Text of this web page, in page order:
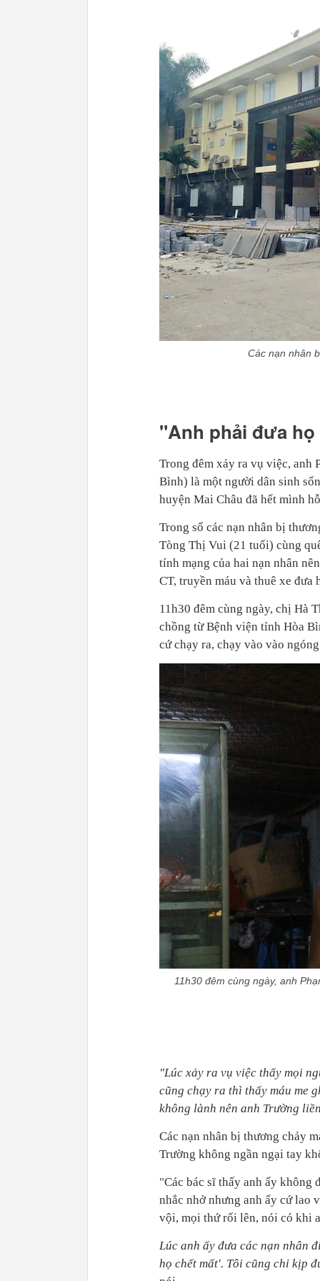
Các nạn nhân
"Anh phải đưa
Trong đêm xảy ra vụ việc, anh
Bình) là một người dân sinh
huyện Mai Châu đã hết mình
Trong số các nạn nhân bị
Tòng Thị Vui (21 tuổi) cùng
tính mạng của hai nạn nhân
CT, truyền máu và thuê xe
11h30 đêm cùng ngày, chị Hà
chồng từ Bệnh viện tỉnh Hòa
cứ chạy ra, chạy vào vào
11h30 đêm cùng ngày, anh
"Lúc xảy ra vụ việc thấy mọi
cũng chạy ra thì thấy máu me
không lành nên anh Trường
Các nạn nhân bị thương chảy
Trường không ngần ngại tay
"Các bác sĩ thấy anh ấy không
nhắc nhở nhưng anh ấy cứ lao
vội, mọi thứ rối lên, nói có khi
Lúc anh ấy đưa các nạn nhân
họ chết mất'. Tôi cũng chỉ kịp